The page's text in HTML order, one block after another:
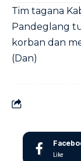
Tim tagana
Pandeglang
korban dan
(Dan)
Like